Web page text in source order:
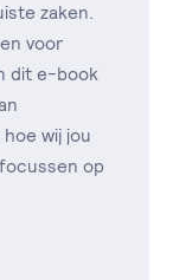
zaken.
voor
dit e-book
wij jou
op